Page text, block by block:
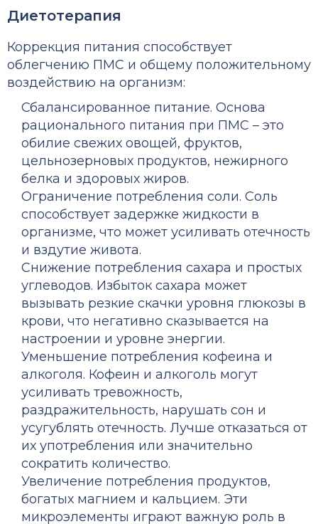
Диетотерапия
Коррекция питания способствует
облегчению ПМС и общему положительному
воздействию на организм:
Сбалансированное питание. Основа
рационального питания при ПМС – это
обилие свежих овощей, фруктов,
цельнозерновых продуктов, нежирного
белка и здоровых жиров.
Ограничение потребления соли. Соль
способствует задержке жидкости в
организме, что может усиливать отечность
и вздутие живота.
Снижение потребления сахара и простых
углеводов. Избыток сахара может
вызывать резкие скачки уровня глюкозы в
крови, что негативно сказывается на
настроении и уровне энергии.
Уменьшение потребления кофеина и
алкоголя. Кофеин и алкоголь могут
усиливать тревожность,
раздражительность, нарушать сон и
усугублять отечность. Лучше отказаться от
их употребления или значительно
сократить количество.
Увеличение потребления продуктов,
богатых магнием и кальцием. Эти
микроэлементы играют важную роль в